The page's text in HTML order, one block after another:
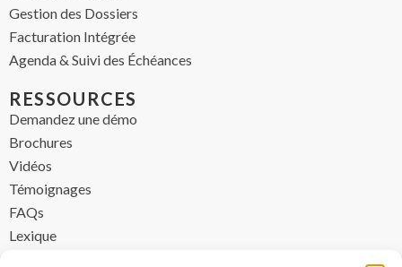
Gestion des Dossiers
Facturation Intégrée
Agenda & Suivi des Échéances
RESSOURCES
Demandez une démo
Brochures
Vidéos
Témoignages
FAQs
Lexique